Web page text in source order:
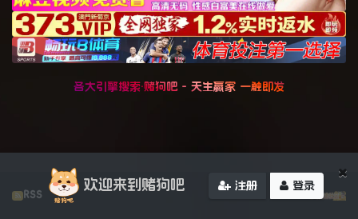
各大引擎搜索·赌狗吧 - 天生赢家 一触即发
RSS
×
欢迎来到赌狗吧 注册 登录